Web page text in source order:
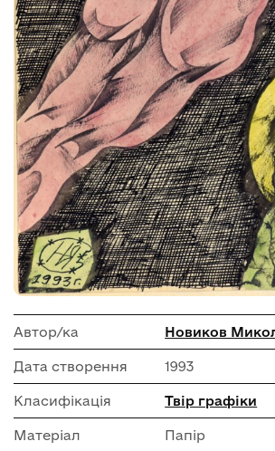
Автор/ка Новиков
Дата створення 1993
Класифікація Твір графіки
Матеріал Папір